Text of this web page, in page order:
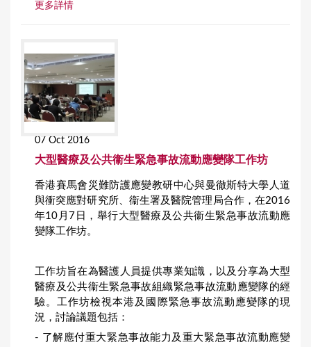
更多詳情
07 Oct 2016
大型醫療及公共衞生緊急事故流動應變隊工作坊
香港賽馬會災難防護應變教研中心與曼徹斯特大學人道
與衝突應對研究所、衞生署及醫院管理局合作，在2016
年10月7日，舉行大型醫療及公共衞生緊急事故流動應
變隊工作坊。
工作坊旨在為醫護人員提供專業知識，以及分享為大型
醫療及公共衞生緊急事故組織緊急事故流動應變隊的經
驗。工作坊檢視本港及國際緊急事故流動應變隊的現
況，討論議題包括：
- 了解應付重大緊急事故能力及重大緊急事故流動應變